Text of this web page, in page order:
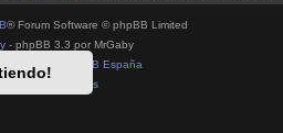
® Forum Software © phpBB Limited
- phpBB 3.3 por MrGaby
phpBB España
Condiciones